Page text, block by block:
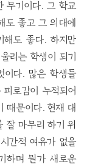
무기이다. 그 학교
도 좋고 그 의대에
해도 좋다. 하지만
리는 학생이 되기
이다. 많은 학생들
로감이 누적되어
때문이다. 현재 대
잘 마무리 하기 위
간적 여유가 없을
하며 뭔가 새로운